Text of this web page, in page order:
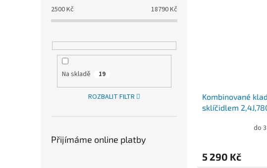
2500Kč 18790Kč
Na skladě 19
ROZBALIT FILTR
Přijímáme online platby
Kombinované
sklíčidlem
do
5 290 Kč